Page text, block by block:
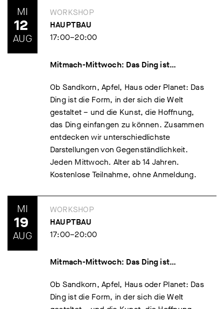
MI
12
AUG
WORKSHOP
HAUPTBAU
17:00–20:00
Mitmach-Mittwoch: Das Ding ist…
Ob Sandkorn, Apfel, Haus oder Planet: Das
Ding ist die Form, in der sich die Welt
gestaltet – und die Kunst, die Hoffnung,
das Ding einfangen zu können. Zusammen
entdecken wir unterschiedlichste
Darstellungen von Gegenständlichkeit.
Jeden Mittwoch. Alter ab 14 Jahren.
Kostenlose Teilnahme, ohne Anmeldung.
MI
19
AUG
WORKSHOP
HAUPTBAU
17:00–20:00
Mitmach-Mittwoch: Das Ding ist…
Ob Sandkorn, Apfel, Haus oder Planet: Das
Ding ist die Form, in der sich die Welt